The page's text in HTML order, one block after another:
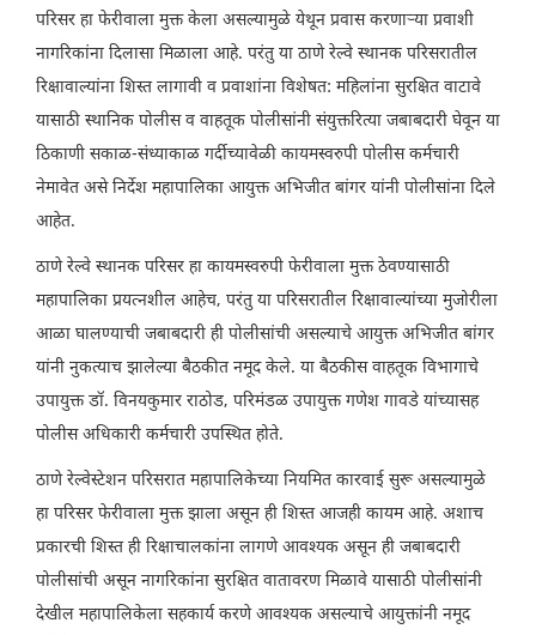
परिसर हा फेरीवाला मुक्त केला असल्यामुळे येथून प्रवास करणाऱ्या प्रवाशी
नागरिकांना दिलासा मिळाला आहे. परंतु या ठाणे रेल्वे स्थानक परिसरातील
रिक्षावाल्यांना शिस्त लागावी व प्रवाशांना विशेषत: महिलांना सुरक्षित वाटावे
यासाठी स्थानिक पोलीस व वाहतूक पोलीसांनी संयुक्तरित्या जबाबदारी घेवून या
ठिकाणी सकाळ-संध्याकाळ गर्दीच्यावेळी कायमस्वरुपी पोलीस कर्मचारी
नेमावेत असे निर्देश महापालिका आयुक्त अभिजीत बांगर यांनी पोलीसांना दिले
आहेत.
ठाणे रेल्वे स्थानक परिसर हा कायमस्वरुपी फेरीवाला मुक्त ठेवण्यासाठी
महापालिका प्रयत्नशील आहेच, परंतु या परिसरातील रिक्षावाल्यांच्या मुजोरीला
आळा घालण्याची जबाबदारी ही पोलीसांची असल्याचे आयुक्त अभिजीत बांगर
यांनी नुकत्याच झालेल्या बैठकीत नमूद केले. या बैठकीस वाहतूक विभागाचे
उपायुक्त डॉ. विनयकुमार राठोड, परिमंडळ उपायुक्त गणेश गावडे यांच्यासह
पोलीस अधिकारी कर्मचारी उपस्थित होते.
ठाणे रेल्वेस्टेशन परिसरात महापालिकेच्या नियमित कारवाई सुरू असल्यामुळे
हा परिसर फेरीवाला मुक्त झाला असून ही शिस्त आजही कायम आहे. अशाच
प्रकारची शिस्त ही रिक्षाचालकांना लागणे आवश्यक असून ही जबाबदारी
पोलीसांची असून नागरिकांना सुरक्षित वातावरण मिळावे यासाठी पोलीसांनी
देखील महापालिकेला सहकार्य करणे आवश्यक असल्याचे आयुक्तांनी नमूद